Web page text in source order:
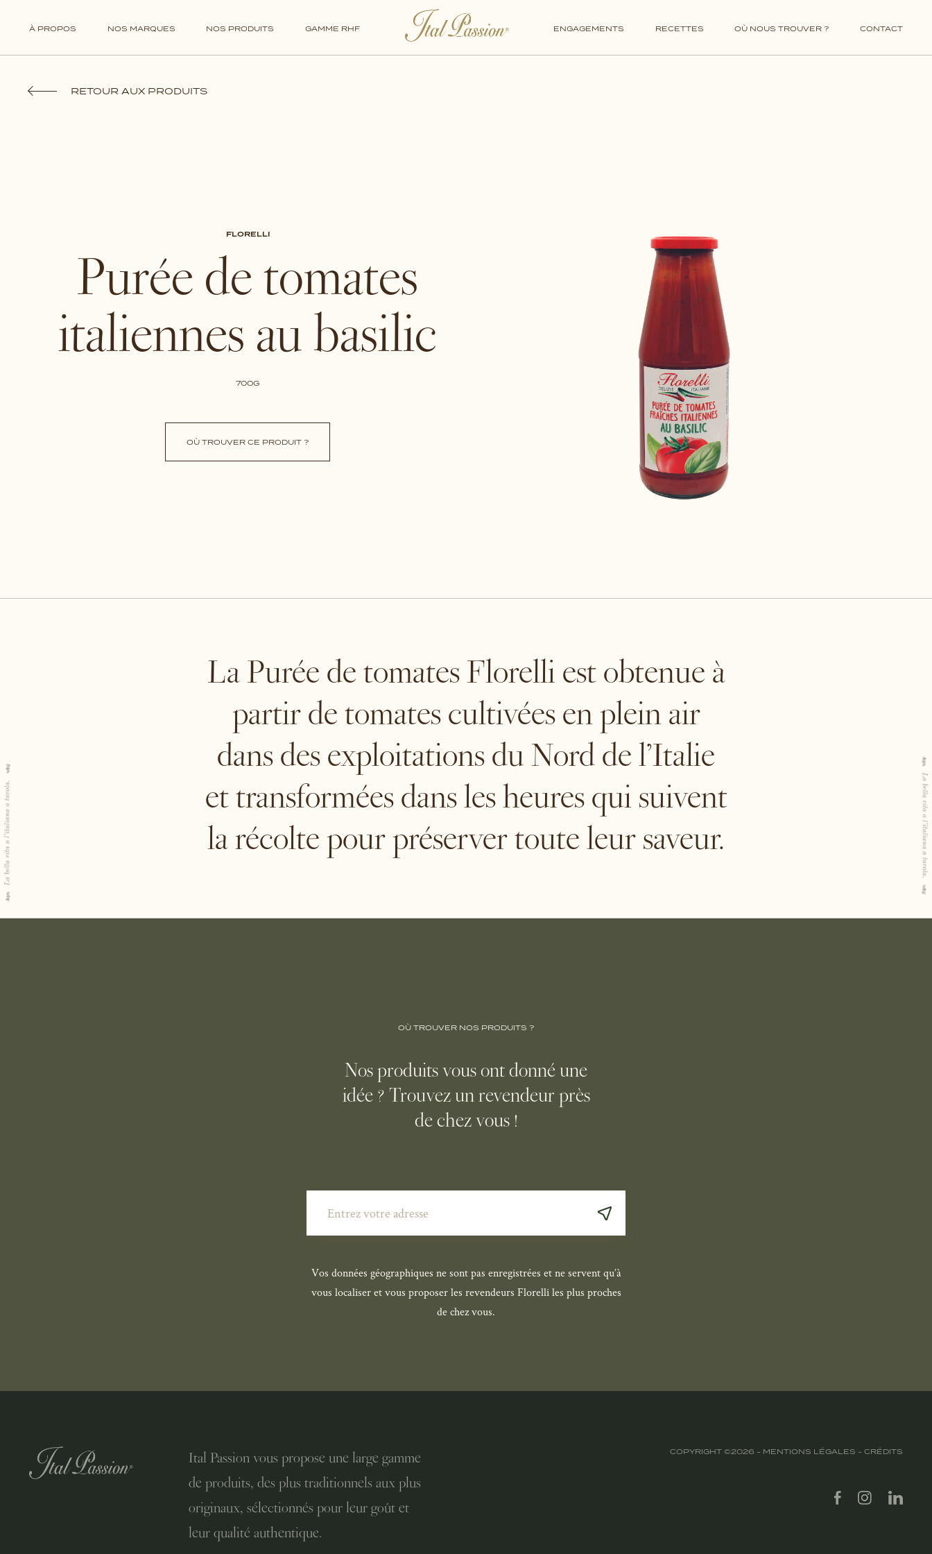
À PROPOS NOS MARQUES NOS PRODUITS GAMME RHF ENGAGEMENTS RECETTES OÙ NOUS TROUVER ? CONTACT
RETOUR AUX PRODUITS
FLORELLI
Purée de tomates
italiennes au basilic
700G
OÙ TROUVER CE PRODUIT ?
La Purée de tomates Florelli est obtenue à
partir de tomates cultivées en plein air
dans des exploitations du Nord de l’Italie
et transformées dans les heures qui suivent
la récolte pour préserver toute leur saveur.
OÙ TROUVER NOS PRODUITS ?
Nos produits vous ont donné une
idée ? Trouvez un revendeur près
de chez vous !
Vos données géographiques ne sont pas enregistrées et ne servent qu’à
vous localiser et vous proposer les revendeurs Florelli les plus proches
de chez vous.
Ital Passion vous propose une large gamme
de produits, des plus traditionnels aux plus
originaux, sélectionnés pour leur goût et
leur qualité authentique.
COPYRIGHT ©2026 - MENTIONS LÉGALES - CRÉDITS